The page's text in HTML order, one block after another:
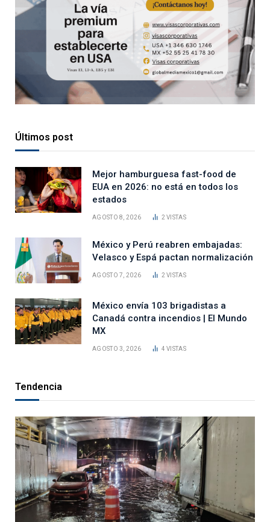
Últimos post
Mejor hamburguesa fast-food de
EUA en 2026: no está en todos los
estados
AGOSTO 8, 2026 2VISTAS
México y Perú reabren embajadas:
Velasco y Espá pactan normalización
AGOSTO 7, 2026 2VISTAS
México envía 103 brigadistas a
Canadá contra incendios | El Mundo
MX
AGOSTO 3, 2026 4VISTAS
Tendencia